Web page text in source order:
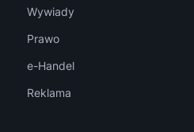
Wywiady
Prawo
e-Handel
Reklama